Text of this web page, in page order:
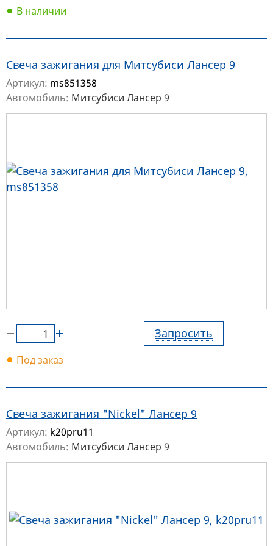
В наличии
Свеча зажигания для Митсубиси Лансер 9
Артикул: ms851358
Автомобиль: Митсубиси Лансер 9
Запросить
Под заказ
Свеча зажигания "Nickel" Лансер 9
Артикул: k20pru11
Автомобиль: Митсубиси Лансер 9